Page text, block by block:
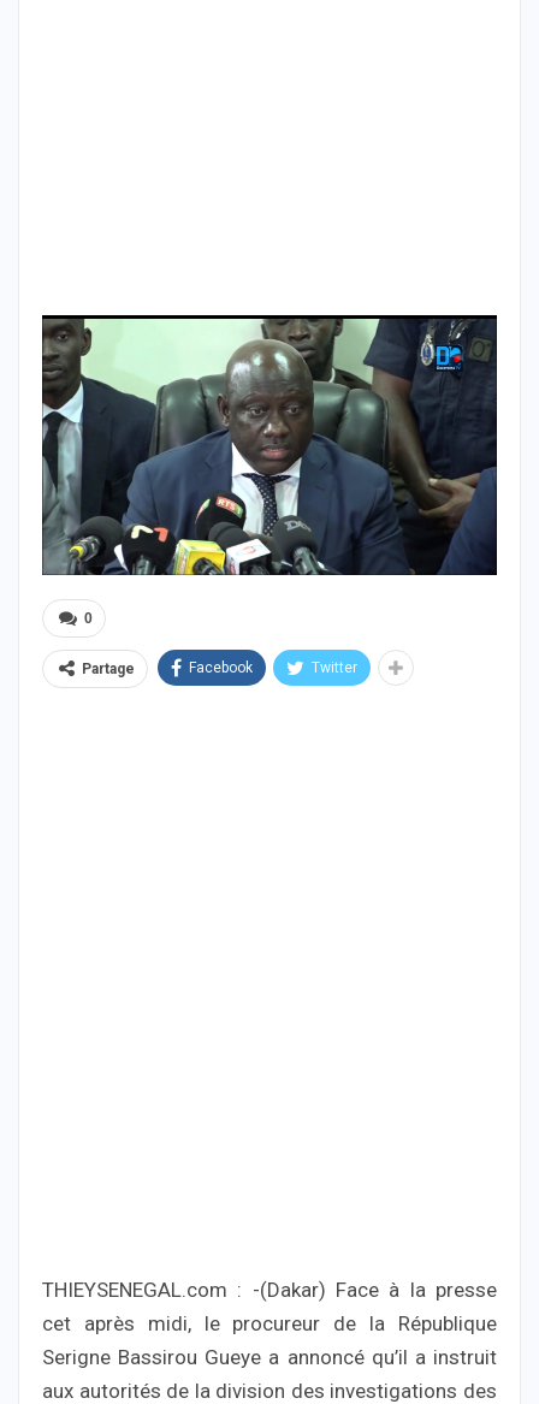
0
Partage Facebook Twitter
THIEYSENEGAL.com : -(Dakar) Face à la presse
cet après midi, le procureur de la République
Serigne Bassirou Gueye a annoncé qu’il a instruit
aux autorités de la division des investigations des